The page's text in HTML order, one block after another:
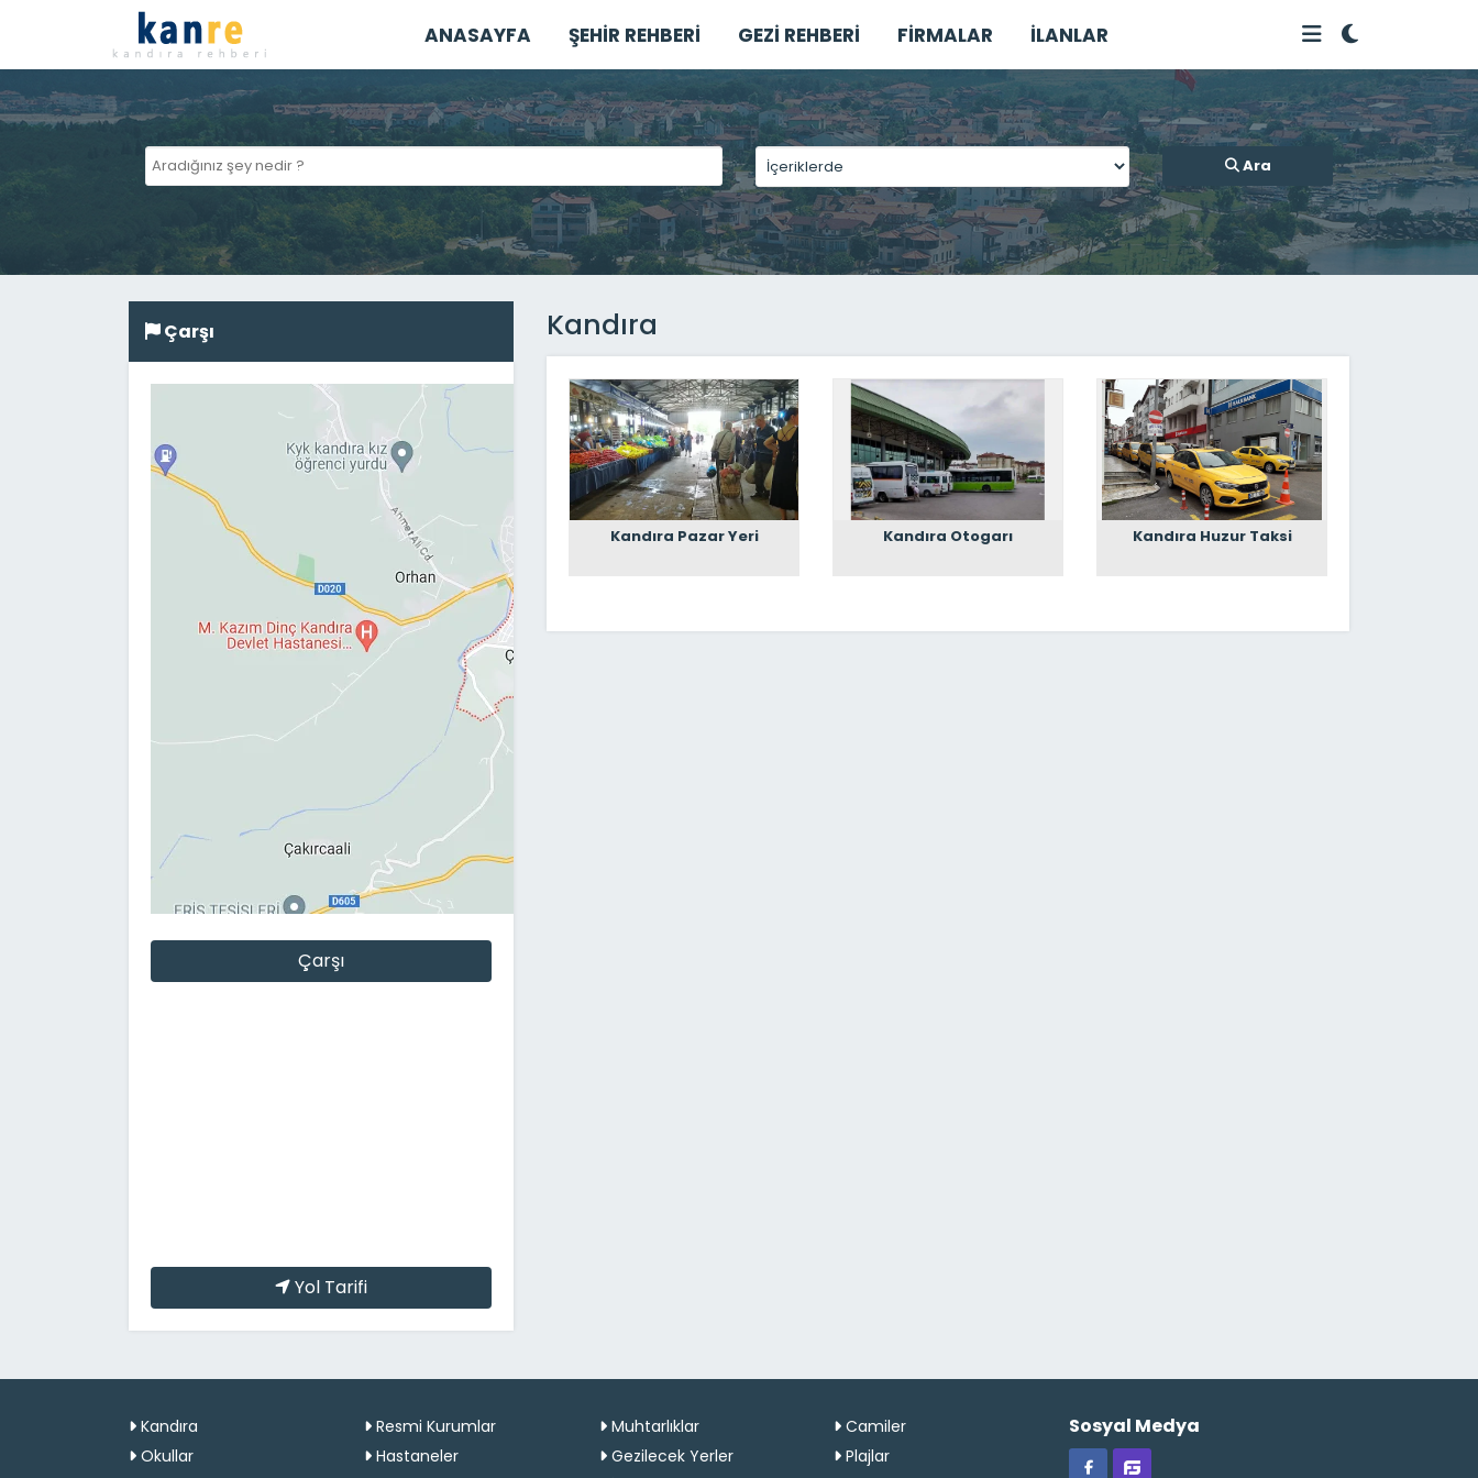
ANASAYFA ŞEHİR REHBERİ GEZİ REHBERİ FİRMALAR İLANLAR
Ara
Çarşı
Çarşı
Yol Tarifi
Kandıra
Kandıra Pazar Yeri Kandıra Otogarı Kandıra Huzur Taksi
Kandıra Resmi Kurumlar Muhtarlıklar
Camiler
Okullar
Hastaneler Gezilecek Yerler
Plajlar
Sosyal Medya